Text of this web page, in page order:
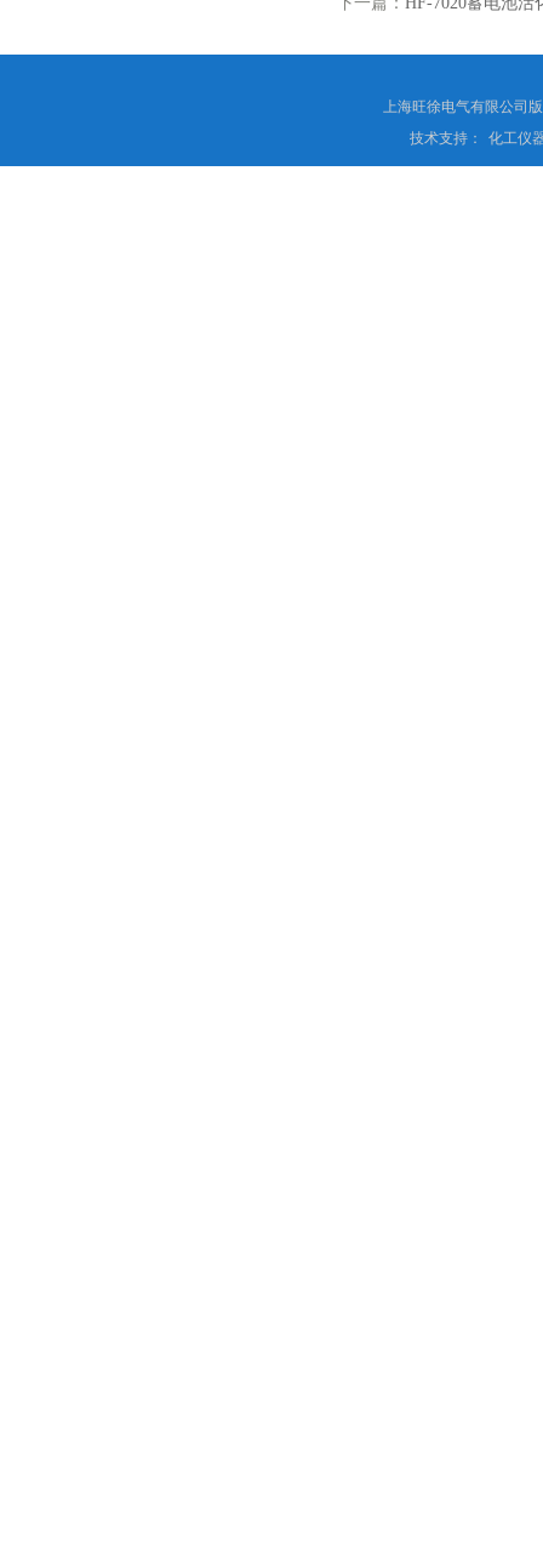
上海旺徐电气有限公司
技术支持：
化工仪